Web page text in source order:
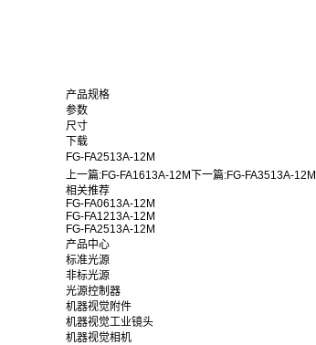
产品规格
参数
尺寸
下载
FG-FA2513A-12M
上一篇:FG-FA1613A-12M下一篇:FG-FA3513A-12M
相关推荐
FG-FA0613A-12M
FG-FA1213A-12M
FG-FA2513A-12M
产品中心
标准光源
非标光源
光源控制器
机器视觉附件
机器视觉工业镜头
机器视觉相机